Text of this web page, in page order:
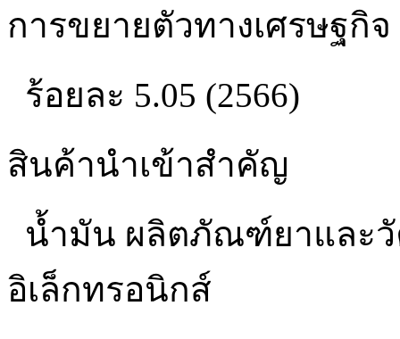
การขยายตัวทางเศรษฐกิจ
ร้อยละ 5.05 (2566)
สินค้านำเข้าสำคัญ
น้ำมัน ผลิตภัณฑ์ยาและ
อิเล็กทรอนิกส์